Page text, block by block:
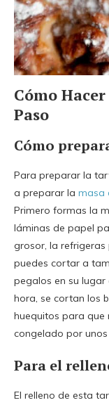
Cómo
Paso
Cómo
Para preparar la
a preparar la masa
Primero formas la
láminas de papel
grosor, la
puedes cortar a
pegalos en su lugar
hora, se cortan los
huequitos para que
congelado por
Para el
El relleno de esta